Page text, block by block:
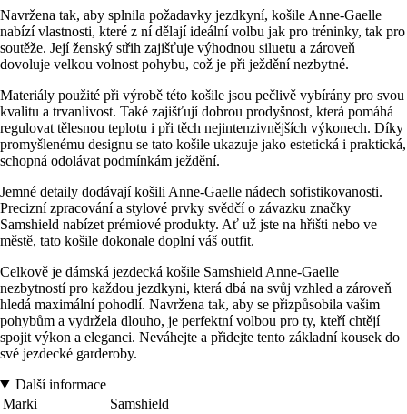
Navržena tak, aby splnila požadavky jezdkyní, košile Anne-Gaelle
nabízí vlastnosti, které z ní dělají ideální volbu jak pro tréninky, tak pro
soutěže. Její ženský střih zajišťuje výhodnou siluetu a zároveň
dovoluje velkou volnost pohybu, což je při ježdění nezbytné.
Materiály použité při výrobě této košile jsou pečlivě vybírány pro svou
kvalitu a trvanlivost. Také zajišťují dobrou prodyšnost, která pomáhá
regulovat tělesnou teplotu i při těch nejintenzivnějších výkonech. Díky
promyšlenému designu se tato košile ukazuje jako estetická i praktická,
schopná odolávat podmínkám ježdění.
Jemné detaily dodávají košili Anne-Gaelle nádech sofistikovanosti.
Precizní zpracování a stylové prvky svědčí o závazku značky
Samshield nabízet prémiové produkty. Ať už jste na hřišti nebo ve
městě, tato košile dokonale doplní váš outfit.
Celkově je dámská jezdecká košile Samshield Anne-Gaelle
nezbytností pro každou jezdkyni, která dbá na svůj vzhled a zároveň
hledá maximální pohodlí. Navržena tak, aby se přizpůsobila vašim
pohybům a vydržela dlouho, je perfektní volbou pro ty, kteří chtějí
spojit výkon a eleganci. Neváhejte a přidejte tento základní kousek do
své jezdecké garderoby.
Další informace
Marki
Samshield